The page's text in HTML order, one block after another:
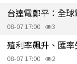
台達電鄭平：全
08-07 17:00 3
08-07 17:00 2